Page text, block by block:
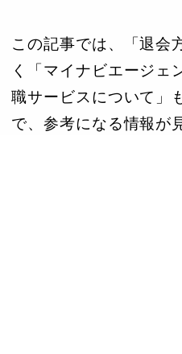
この記事では、「退会
く「マイナビエージェ
職サービスについて」
で、参考になる情報が